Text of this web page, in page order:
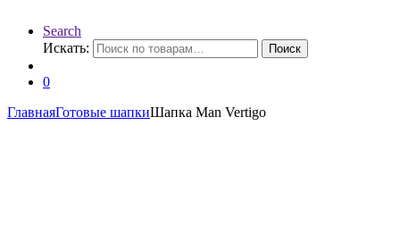
Search
Искать:
Поиск
0
ГлавнаяГотовые шапкиШапка Man Vertigo